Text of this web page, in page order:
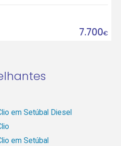
7.700€
em Setúbal Diesel
em Setúbal